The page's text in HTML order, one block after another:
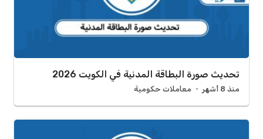
تحديث صورة البطاقة المدنية في الكويت 2026
منذ 8 أشهر معاملات حكومية